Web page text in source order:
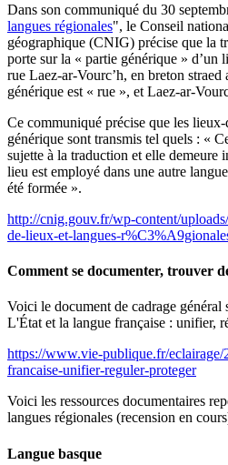
Dans son communiqué du 30
langues régionales", le Conseil
géographique (CNIG) précise que la
porte sur la « partie générique » d’un
rue Laez-ar-Vourc’h, en breton straed
générique est « rue », et Laez-ar-
Ce communiqué précise que les
générique sont transmis tel quels : «
sujette à la traduction et elle demeure
lieu est employé dans une autre
été formée ».
http://cnig.gouv.fr/wp-content/
de-lieux-et-langues-
Comment se documenter, trouver
Voici le document de cadrage général
L'État et la langue française : unifier,
https://www.vie-publique.fr/eclairage/
francaise-unifier-reguler-proteger
Voici les ressources documentaires
langues régionales (recension en
Langue basque